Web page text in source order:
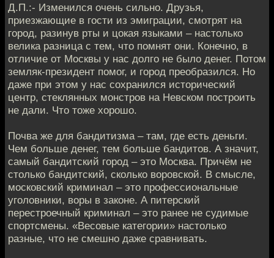
Д.П.:- Изменился очень сильно. Друзья,
приезжающие в гости из эмиграции, смотрят на
город, разинув рты и цокая языками – настолько
велика разница с тем, что помнят они. Конечно, в
отличие от Москвы у нас долго не было денег. Потом
земляк-президент помог, и город преобразился. Но
даже при этом у нас сохранился исторический
центр, стеклянных монстров на Невском построить
не дали. Что тоже хорошо.
Почва же для бандитизма – там, где есть деньги.
Чем больше денег, тем больше бандитов. А значит,
самый бандитский город – это Москва. Причём не
столько бандитский, сколько воровской. В смысле,
московский криминал – это профессиональные
уголовники, воры в законе. А питерский
перестроечный криминал – это ранее не судимые
спортсмены. «Весовые категории» настолько
разные, что не смешно даже сравнивать.